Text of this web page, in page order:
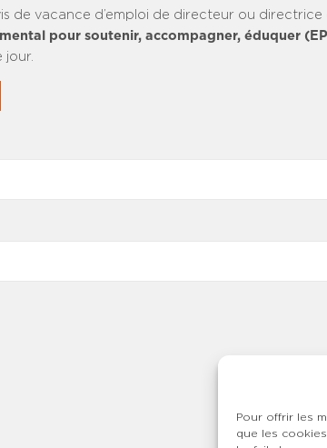
Pour offrir les
que les
de vacance d’emploi de directeur ou directrice
pour soutenir, accompagner, éduquer
jour.